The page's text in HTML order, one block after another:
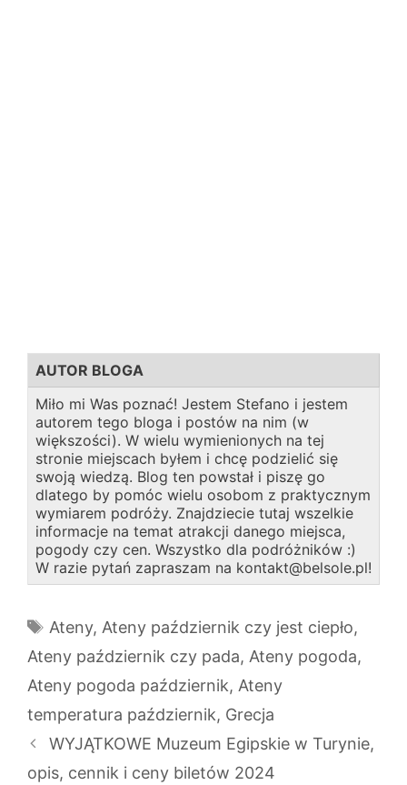
AUTOR BLOGA
Miło mi Was poznać! Jestem Stefano i jestem
autorem tego bloga i postów na nim (w
większości). W wielu wymienionych na tej
stronie miejscach byłem i chcę podzielić się
swoją wiedzą. Blog ten powstał i piszę go
dlatego by pomóc wielu osobom z praktycznym
wymiarem podróży. Znajdziecie tutaj wszelkie
informacje na temat atrakcji danego miejsca,
pogody czy cen. Wszystko dla podróżników :)
W razie pytań zapraszam na kontakt@belsole.pl!
Tagi
Ateny, Ateny październik czy jest ciepło,
Ateny październik czy pada, Ateny pogoda,
Ateny pogoda październik, Ateny
temperatura październik, Grecja
WYJĄTKOWE Muzeum Egipskie w Turynie,
opis, cennik i ceny biletów 2024